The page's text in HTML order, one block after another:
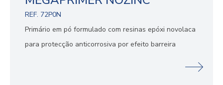
REF. 72P0N
Primário em pó formulado com resinas epóxi novolaca
para protecção anticorrosiva por efeito barreira